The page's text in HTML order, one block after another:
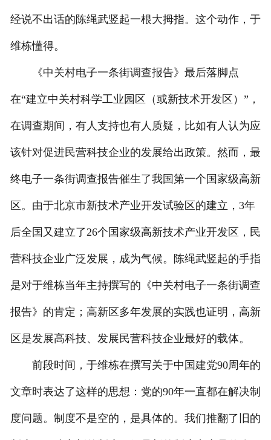
经说不出话的陈绳武竖起一根大拇指。这个动作，于
维栋懂得。
《中关村电子一条街调查报告》最后落脚点
在“建立中关村科学工业园区（或新技术开发区）”，
在调查期间，有人支持也有人质疑，比如有人认为应
该针对促进民营科技企业的发展给出政策。然而，最
终电子一条街调查报告催生了我国第一个国家级高新
区。由于北京市新技术产业开发试验区的建立，3年
后全国又建立了26个国家级高新技术产业开发区，民
营科技企业广泛发展，成为气候。陈绳武竖起的手指
是对于维栋当年主持撰写的《中关村电子一条街调查
报告》的肯定；高新区多年发展的实践也证明，高新
区是发展高科技、发展民营科技企业最好的载体。
前段时间，于维栋在撰写关于中国建党90周年的
文章时表达了这样的思想：党的90年一直都在解决制
度问题。制度不是空的，是具体的。我们推翻了旧的